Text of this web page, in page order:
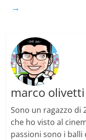
→
marco olivetti
Sono un ragazzo di
che ho visto al
passioni sono i balli